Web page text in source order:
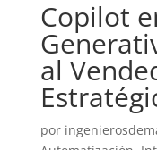
Copilot
al
por